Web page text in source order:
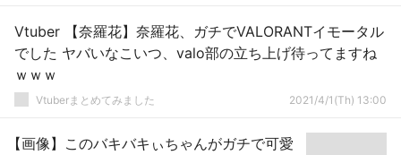
Vtuber 【奈羅花】奈羅花、ガチでVALORANTイモータル
でした ヤバいなこいつ、valo部の立ち上げ待ってますね
ｗｗｗ
Vtuberまとめてみました 2021/4/1(Th) 13:00
【画像】このバキバキぃちゃんがガチで可愛